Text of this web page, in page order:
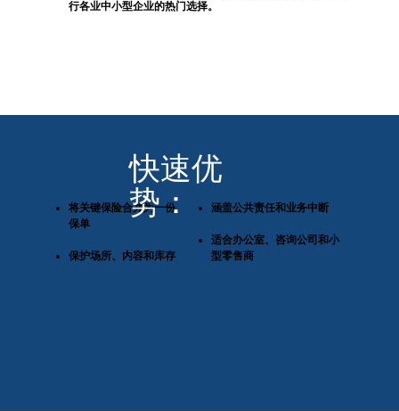
行各业中小型企业的热门选择。
将关键保险合并为一份
保单
保护场所、内容和库存
快速优
势：
涵盖公共责任和业务中断
适合办公室、咨询公司和小
型零售商